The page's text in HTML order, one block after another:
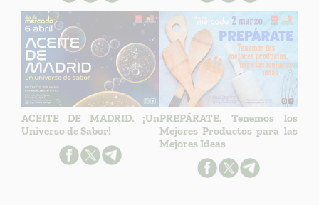
ACEITE DE MADRID. ¡Un
Universo de Sabor!
PREPÁRATE. Tenemos los
Mejores Productos para las
Mejores Ideas